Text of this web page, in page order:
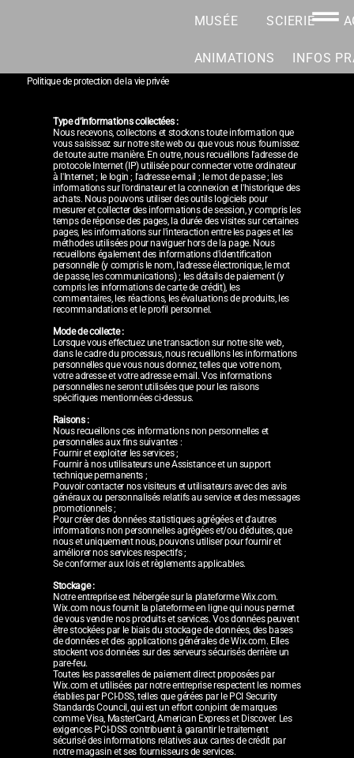
MUSÉE SCIERIE
ANIMATIONS INFOS
Politique de protection de la vie privée
Type d’informations collectées :
Nous recevons, collectons et stockons toute information que
vous saisissez sur notre site web ou que vous nous fournissez
de toute autre manière. En outre, nous recueillons l'adresse de
protocole Internet (IP) utilisée pour connecter votre ordinateur
à l'Internet ; le login ; l'adresse e-mail ; le mot de passe ; les
informations sur l'ordinateur et la connexion et l'historique des
achats. Nous pouvons utiliser des outils logiciels pour
mesurer et collecter des informations de session, y compris les
temps de réponse des pages, la durée des visites sur certaines
pages, les informations sur l'interaction entre les pages et les
méthodes utilisées pour naviguer hors de la page. Nous
recueillons également des informations d'identification
personnelle (y compris le nom, l'adresse électronique, le mot
de passe, les communications) ; les détails de paiement (y
compris les informations de carte de crédit), les
commentaires, les réactions, les évaluations de produits, les
recommandations et le profil personnel.
Mode de collecte :
Lorsque vous effectuez une transaction sur notre site web,
dans le cadre du processus, nous recueillons les informations
personnelles que vous nous donnez, telles que votre nom,
votre adresse et votre adresse e-mail. Vos informations
personnelles ne seront utilisées que pour les raisons
spécifiques mentionnées ci-dessus.
Raisons :
Nous recueillons ces informations non personnelles et
personnelles aux fins suivantes :
Fournir et exploiter les services ;
Fournir à nos utilisateurs une Assistance et un support
technique permanents ;
Pouvoir contacter nos visiteurs et utilisateurs avec des avis
généraux ou personnalisés relatifs au service et des messages
promotionnels ;
Pour créer des données statistiques agrégées et d'autres
informations non personnelles agrégées et/ou déduites, que
nous et uniquement nous, pouvons utiliser pour fournir et
améliorer nos services respectifs ;
Se conformer aux lois et règlements applicables.
Stockage :
Notre entreprise est hébergée sur la plateforme Wix.com.
Wix.com nous fournit la plateforme en ligne qui nous permet
de vous vendre nos produits et services. Vos données peuvent
être stockées par le biais du stockage de données, des bases
de données et des applications générales de Wix.com. Elles
stockent vos données sur des serveurs sécurisés derrière un
pare-feu.
Toutes les passerelles de paiement direct proposées par
Wix.com et utilisées par notre entreprise respectent les normes
établies par PCI-DSS, telles que gérées par le PCI Security
Standards Council, qui est un effort conjoint de marques
comme Visa, MasterCard, American Express et Discover. Les
exigences PCI-DSS contribuent à garantir le traitement
sécurisé des informations relatives aux cartes de crédit par
notre magasin et ses fournisseurs de services.